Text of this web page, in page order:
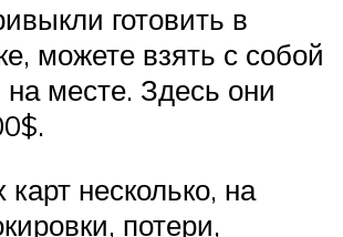
готовить в
можете взять с собой
на месте. Здесь они
карт несколько, на
потери,